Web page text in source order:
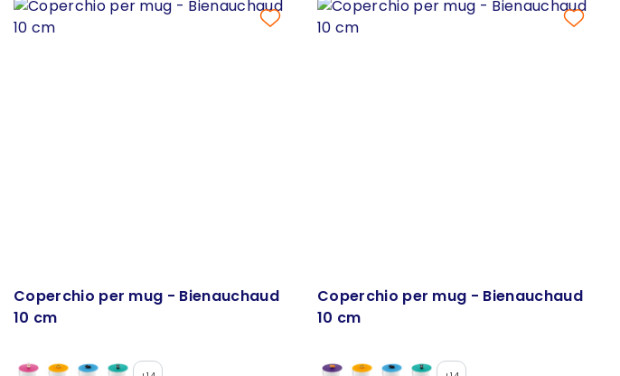
Coperchio per mug - Bienauchaud
10 cm
Coperchio per mug - Bienauchaud
10 cm